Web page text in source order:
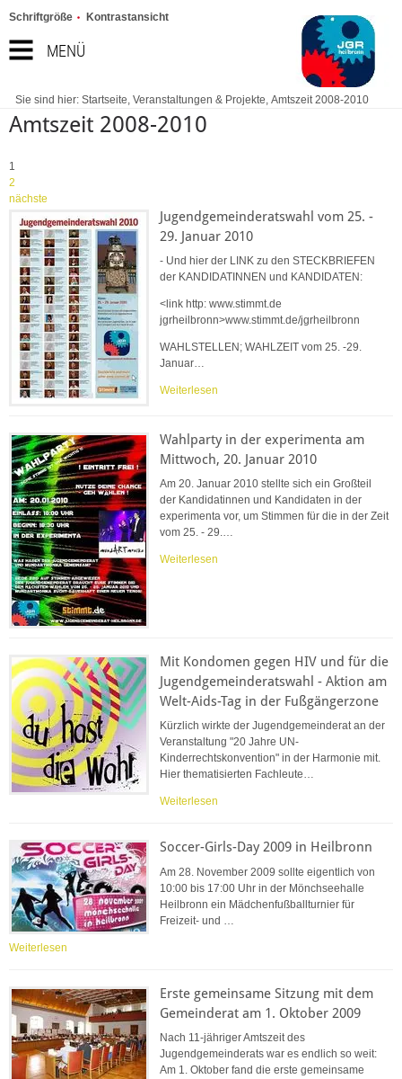
MENÜ
Schriftgröße Kontrastansicht
Sie sind hier: Startseite, Veranstaltungen & Projekte, Amtszeit 2008-2010
Amtszeit 2008-2010
1
2
nächste
Jugendgemeinderatswahl vom 25. -
29. Januar 2010
- Und hier der LINK zu den STECKBRIEFEN
der KANDIDATINNEN und KANDIDATEN:
<link http: www.stimmt.de
jgrheilbronn>www.stimmt.de/jgrheilbronn
WAHLSTELLEN; WAHLZEIT vom 25. -29.
Januar…
Weiterlesen
Wahlparty in der experimenta am
Mittwoch, 20. Januar 2010
Am 20. Januar 2010 stellte sich ein Großteil
der Kandidatinnen und Kandidaten in der
experimenta vor, um Stimmen für die in der Zeit
vom 25. - 29.…
Weiterlesen
Mit Kondomen gegen HIV und für die
Jugendgemeinderatswahl - Aktion am
Welt-Aids-Tag in der Fußgängerzone
Kürzlich wirkte der Jugendgemeinderat an der
Veranstaltung "20 Jahre UN-
Kinderrechtskonvention" in der Harmonie mit.
Hier thematisierten Fachleute…
Weiterlesen
Soccer-Girls-Day 2009 in Heilbronn
Am 28. November 2009 sollte eigentlich von
10:00 bis 17:00 Uhr in der Mönchseehalle
Heilbronn ein Mädchenfußballturnier für
Freizeit- und …
Weiterlesen
Erste gemeinsame Sitzung mit dem
Gemeinderat am 1. Oktober 2009
Nach 11-jähriger Amtszeit des
Jugendgemeinderats war es endlich so weit:
Am 1. Oktober fand die erste gemeinsame